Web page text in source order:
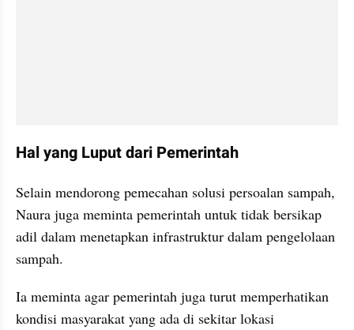
Hal yang Luput dari Pemerintah
Selain mendorong pemecahan solusi persoalan sampah,
Naura juga meminta pemerintah untuk tidak bersikap
adil dalam menetapkan infrastruktur dalam pengelolaan
sampah.
Ia meminta agar pemerintah juga turut memperhatikan
kondisi masyarakat yang ada di sekitar lokasi